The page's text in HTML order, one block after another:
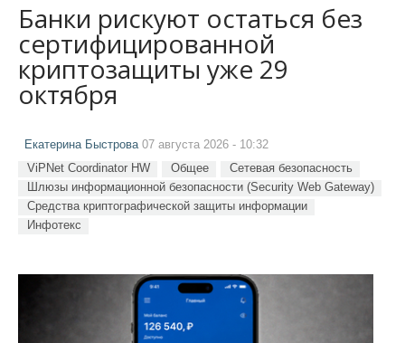
Банки рискуют остаться без
сертифицированной
криптозащиты уже 29
октября
Екатерина Быстрова07 августа 2026 - 10:32
ViPNet Coordinator HW Общее
Сетевая безопасность
Шлюзы информационной безопасности (Security Web Gateway)
Средства криптографической защиты информации
Инфотекс